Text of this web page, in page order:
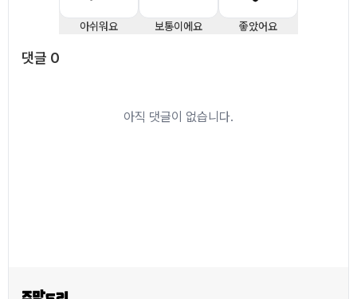
아쉬워요 보통이에요 좋았어요
댓글 0
아직 댓글이 없습니다.